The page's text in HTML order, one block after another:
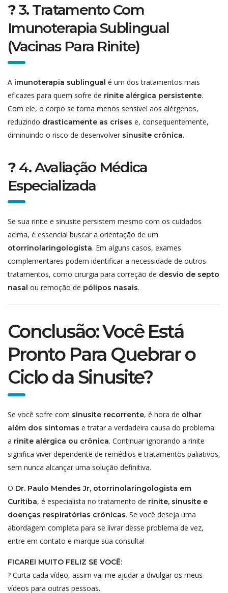
?3. Tratamento Com
Imunoterapia Sublingual
(Vacinas Para Rinite)
A imunoterapia sublingual é um dos tratamentos mais
eficazes para quem sofre de rinite alérgica persistente.
Com ele, o corpo se torna menos sensível aos alérgenos,
reduzindo drasticamente as crises e, consequentemente,
diminuindo o risco de desenvolver sinusite crônica.
? 4. Avaliação Médica
Especializada
Se sua rinite e sinusite persistem mesmo com os cuidados
acima, é essencial buscar a orientação de um
otorrinolaringologista. Em alguns casos, exames
complementares podem identificar a necessidade de outros
tratamentos, como cirurgia para correção de desvio de septo
nasal ou remoção de pólipos nasais.
Conclusão: Você Está
Pronto Para Quebrar o
Ciclo da Sinusite?
Se você sofre com sinusite recorrente, é hora de olhar
além dos sintomas e tratar a verdadeira causa do problema:
a rinite alérgica ou crônica. Continuar ignorando a rinite
significa viver dependente de remédios e tratamentos paliativos,
sem nunca alcançar uma solução definitiva.
O Dr. Paulo Mendes Jr, otorrinolaringologista em
Curitiba, é especialista no tratamento de rinite, sinusite e
doenças respiratórias crônicas. Se você deseja uma
abordagem completa para se livrar desse problema de vez,
entre em contato e marque sua consulta!
FICAREI MUITO FELIZ SE VOCÊ:
? Curta cada vídeo, assim vai me ajudar a divulgar os meus
vídeos para outras pessoas.